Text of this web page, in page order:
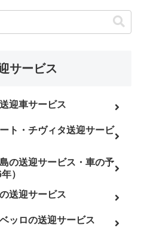
サービス
迎車サービス
ト・チヴィタ送迎サービ
の送迎サービス・車の予
）
送迎サービス
ッロの送迎サービス